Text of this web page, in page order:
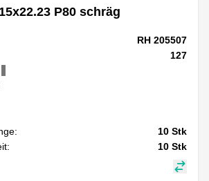
P80 schräg
RH 205507
127
10 Stk
10 Stk